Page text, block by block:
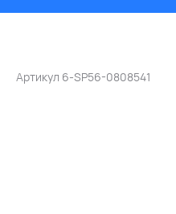
Артикул 6-SP56-0808541